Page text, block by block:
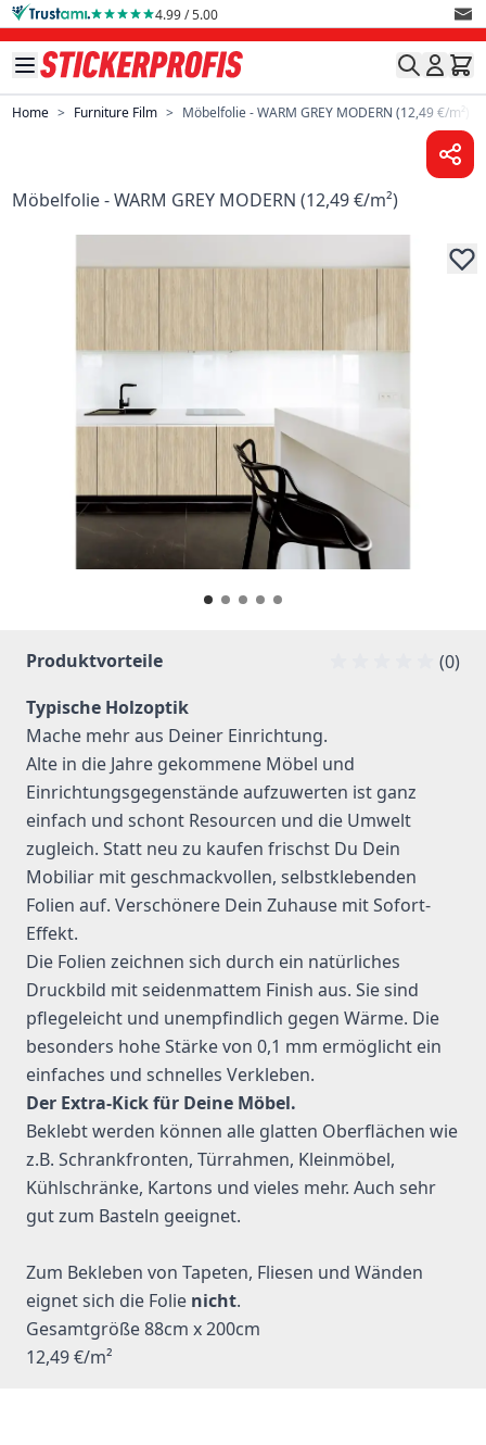
Skip to Content 4.99 / 5.00
Home > Furniture Film > Möbelfolie - WARM GREY MODERN (12,49 €/m²)
Möbelfolie - WARM GREY MODERN (12,49 €/m²)
Produktvorteile
(0)
Typische Holzoptik
Mache mehr aus Deiner Einrichtung.
Alte in die Jahre gekommene Möbel und
Einrichtungsgegenstände aufzuwerten ist ganz
einfach und schont Resourcen und die Umwelt
zugleich. Statt neu zu kaufen frischst Du Dein
Mobiliar mit geschmackvollen, selbstklebenden
Folien auf. Verschönere Dein Zuhause mit Sofort-
Effekt.
Die Folien zeichnen sich durch ein natürliches
Druckbild mit seidenmattem Finish aus. Sie sind
pflegeleicht und unempfindlich gegen Wärme. Die
besonders hohe Stärke von 0,1 mm ermöglicht ein
einfaches und schnelles Verkleben.
Der Extra-Kick für Deine Möbel.
Beklebt werden können alle glatten Oberflächen wie
z.B. Schrankfronten, Türrahmen, Kleinmöbel,
Kühlschränke, Kartons und vieles mehr. Auch sehr
gut zum Basteln geeignet.
Zum Bekleben von Tapeten, Fliesen und Wänden
eignet sich die Folie nicht.
Gesamtgröße 88cm x 200cm
12,49 €/m²